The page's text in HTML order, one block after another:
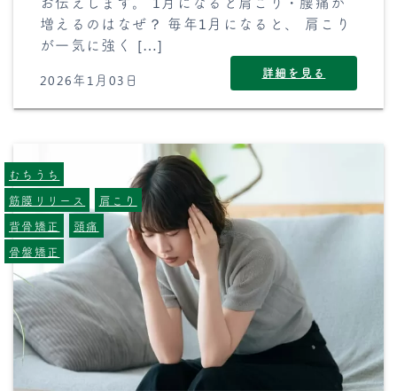
増えるのはなぜ？ 毎年1月になると、 肩こり
が一気に強く […]
2026年1月03日 詳細を見る
むちうち
筋膜リリース
肩こり
背骨矯正
頭痛
骨盤矯正